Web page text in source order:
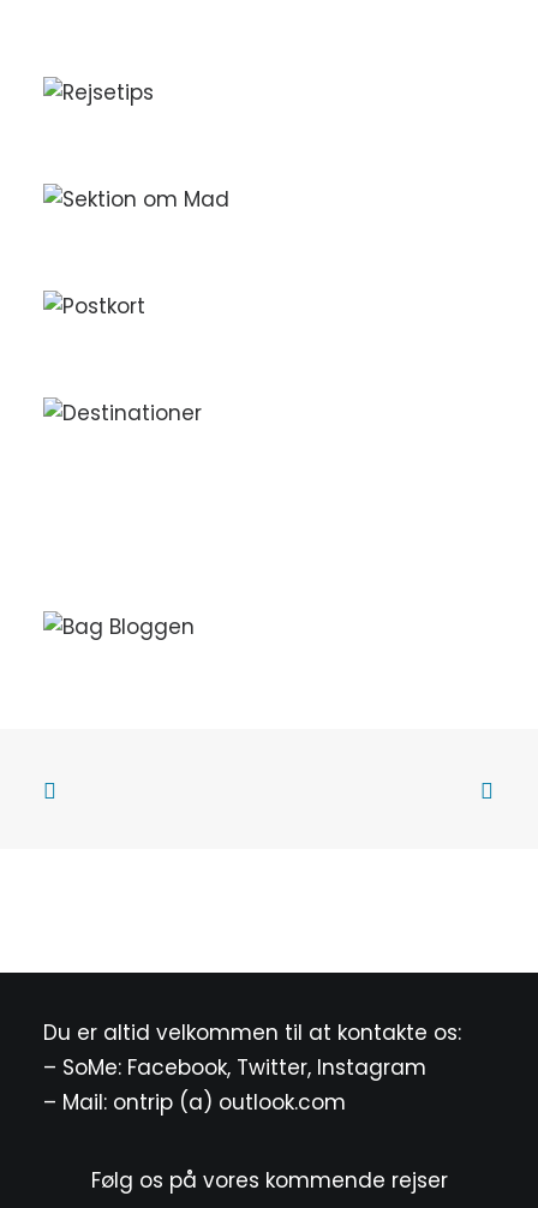
Du er altid velkommen til at kontakte os:
– SoMe: Facebook, Twitter, Instagram
– Mail: ontrip (a) outlook.com
Følg os på vores kommende rejser